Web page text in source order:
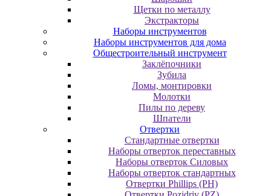
Щетки по металлу
Экcтpaктopы
Наборы инструментов
Наборы инструментов для дома
Общестроительный инструмент
Заклёпочники
Зубила
Ломы, монтировки
Молотки
Пилы по дереву
Шпатели
Отвертки
Cтандартные отвертки
Наборы отверток переставных
Наборы отверток Силовых
Наборы отверток стандартных
Отвертки Phillips (PH)